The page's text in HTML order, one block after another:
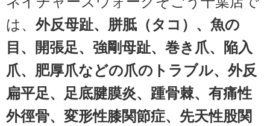
は、 外反母趾、胼胝（タコ）、魚の
目、開張足、強剛母趾、巻き爪、陥入
爪、肥厚爪などの爪のトラブル、外反
扁平足、足底腱膜炎、踵骨棘、有痛性
外徑骨、変形性膝関節症、先天性股関